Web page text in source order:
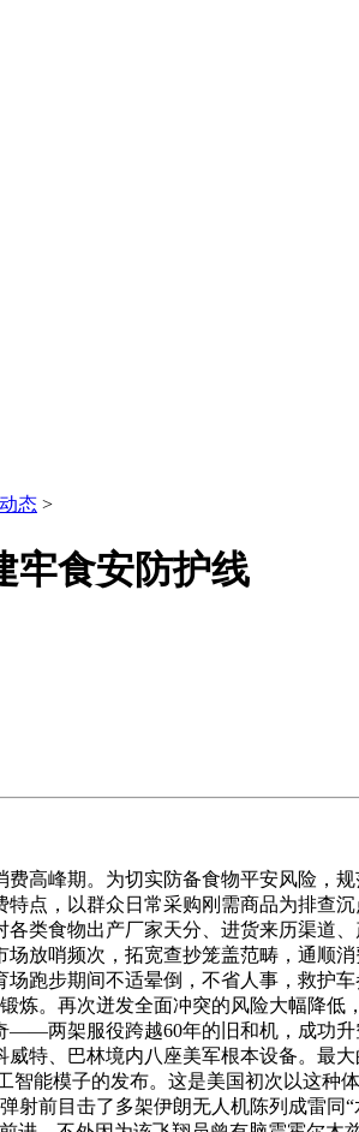
态 >
牢食安防护线
峰期。为切实防备食物平安风险，规
点，以群众日常采购刚需商品为排查
类食物出产厂家天分、进货来历渠道
放哨频次，拓宽查抄笼盖范畴，通顺
跑步期间不适晕倒，不省人事，救护
炼。再次迸发全面冲突的风险大幅降
两架服役跨越60年的旧和机，成功
特、巴林境内八座美军根本设备。最
能模子的发布。这是美国初次以这
射前目击了多架伊朗无人机陈列成雷